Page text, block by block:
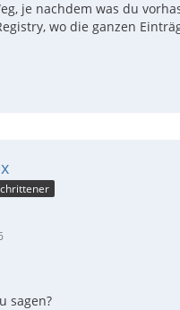
je nachdem was du
wo die ganzen
sagen?